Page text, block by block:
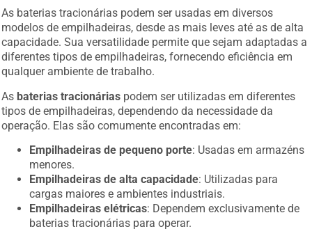
As baterias tracionárias podem ser usadas em diversos
modelos de empilhadeiras, desde as mais leves até as de alta
capacidade. Sua versatilidade permite que sejam adaptadas a
diferentes tipos de empilhadeiras, fornecendo eficiência em
qualquer ambiente de trabalho.
As baterias tracionárias
podem ser utilizadas em diferentes
tipos de empilhadeiras, dependendo da necessidade da
operação. Elas são comumente encontradas em:
Empilhadeiras de pequeno porte: Usadas em armazéns
menores.
Empilhadeiras de alta capacidade: Utilizadas para
cargas maiores e ambientes industriais.
Empilhadeiras elétricas: Dependem exclusivamente de
baterias tracionárias para operar.